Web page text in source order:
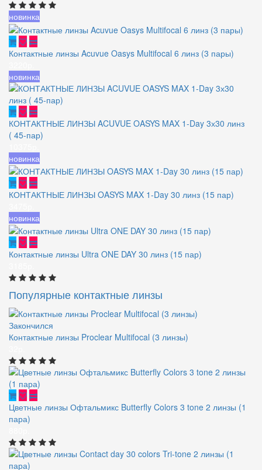
новинка
Контактные линзы Acuvue Oasys Multifocal 6 линз (3 пары)
новинка
КОНТАКТНЫЕ ЛИНЗЫ ACUVUE OASYS MAX 1-Day 3х30 линз
( 45-пар)
новинка
КОНТАКТНЫЕ ЛИНЗЫ OASYS MAX 1-Day 30 линз (15 пар)
новинка
Контактные линзы Ultra ONE DAY 30 линз (15 пар)
Популярные контактные линзы
Закончился
Контактные линзы Proclear Multifocal (3 линзы)
Цветные линзы Офтальмикс Butterfly Colors 3 tone 2 линзы (1
пара)